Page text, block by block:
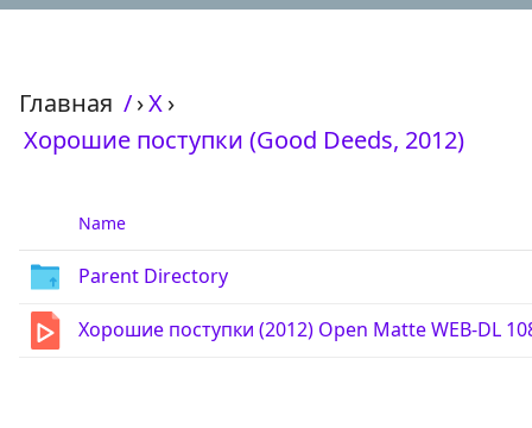
Главная /›Х›
Хорошие поступки (Good Deeds, 2012)
Name
Parent Directory
Хорошие поступки (2012) Open Matte WEB-DL